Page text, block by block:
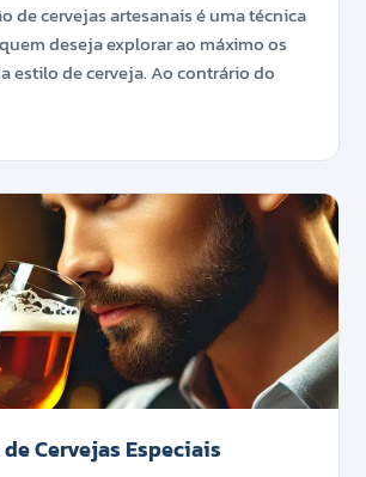
de cervejas artesanais é uma técnica
deseja explorar ao máximo os
estilo de cerveja. Ao contrário do
Cervejas Especiais